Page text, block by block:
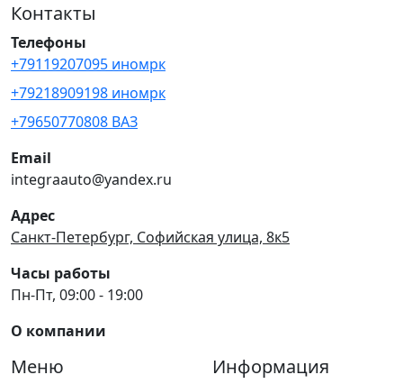
Контакты
Телефоны
+79119207095 иномрк
+79218909198 иномрк
+79650770808 ВАЗ
Email
integraauto@yandex.ru
Адрес
Санкт-Петербург, Софийская улица, 8к5
Часы работы
Пн-Пт, 09:00 - 19:00
О компании
Меню Информация